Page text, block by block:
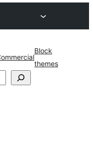
Block
themes